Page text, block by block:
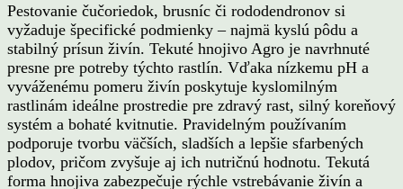
Pestovanie čučoriedok, brusníc či rododendronov si
vyžaduje špecifické podmienky – najmä kyslú pôdu a
stabilný prísun živín. Tekuté hnojivo Agro je navrhnuté
presne pre potreby týchto rastlín. Vďaka nízkemu pH a
vyváženému pomeru živín poskytuje kyslomilným
rastlinám ideálne prostredie pre zdravý rast, silný koreňový
systém a bohaté kvitnutie. Pravidelným používaním
podporuje tvorbu väčších, sladších a lepšie sfarbených
plodov, pričom zvyšuje aj ich nutričnú hodnotu. Tekutá
forma hnojiva zabezpečuje rýchle vstrebávanie živín a